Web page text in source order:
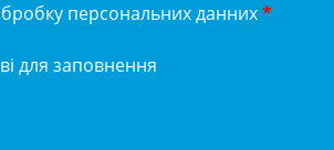
персональних данних*
для заповнення